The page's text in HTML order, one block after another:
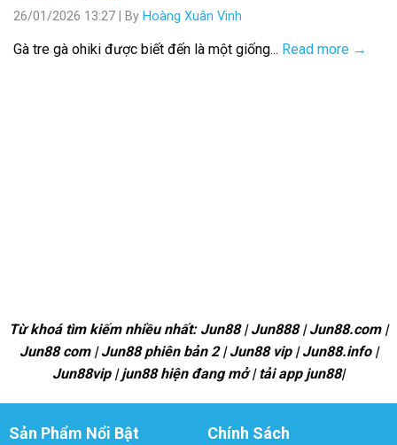
26/01/2026 13:27 By Hoàng Xuân Vinh
Gà tre gà ohiki được biết đến là một giống... Read more →
Từ khoá tìm kiếm nhiều nhất: Jun88 | Jun888 | Jun88.com |
Jun88 com | Jun88 phiên bản 2 | Jun88 vip | Jun88.info |
Jun88vip | jun88 hiện đang mở | tải app jun88|
Sản Phẩm Nổi Bật Chính Sách